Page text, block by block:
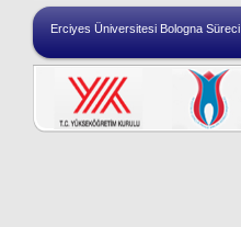
Erciyes Üniversitesi Bologna Süreci